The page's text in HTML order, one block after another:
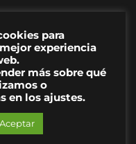
artes visuales y cultura
|Aviso Legal
para
experiencia
más sobre qué
o
en los ajustes.
Aceptar